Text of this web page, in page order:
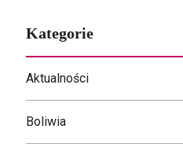
Kategorie
Aktualności
Boliwia